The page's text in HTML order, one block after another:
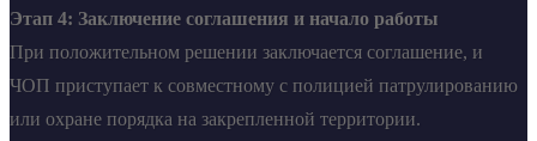
Этап 4: Заключение соглашения и начало работы
При положительном решении заключается соглашение, и
ЧОП приступает к совместному с полицией патрулированию
или охране порядка на закрепленной территории.